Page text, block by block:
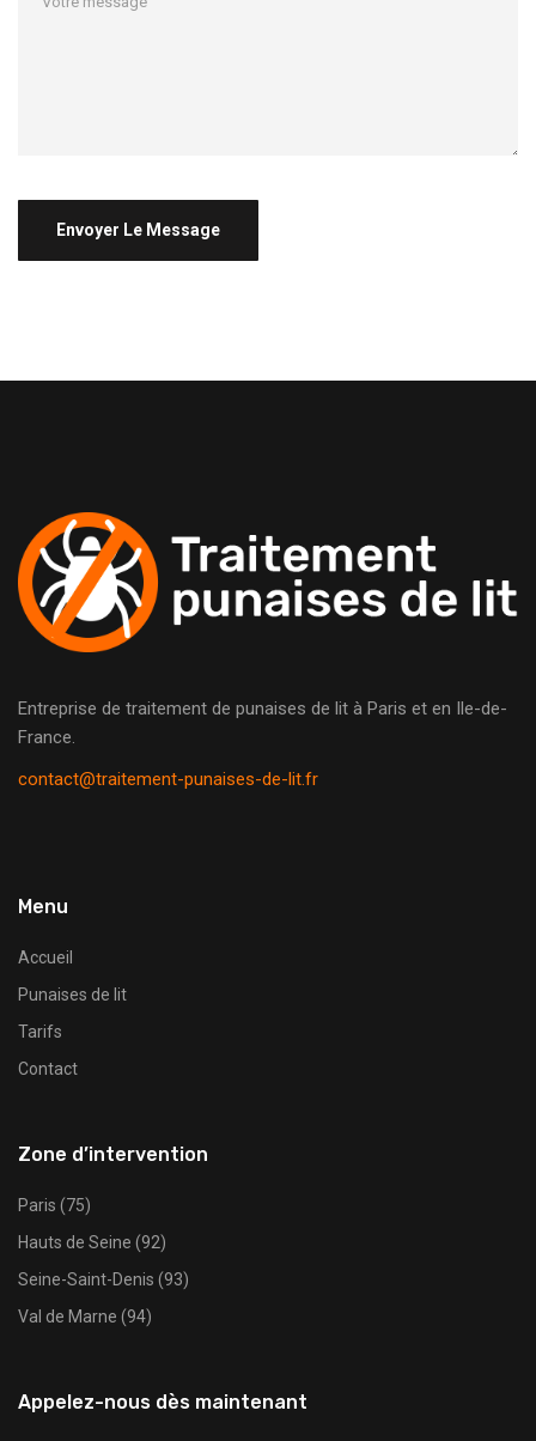
Entreprise de traitement de punaises de lit à Paris et en Ile-de-
France.
contact@traitement-punaises-de-lit.fr
Menu
Accueil
Punaises de lit
Tarifs
Contact
Zone d’intervention
Paris (75)
Hauts de Seine (92)
Seine-Saint-Denis (93)
Val de Marne (94)
Appelez-nous dès maintenant